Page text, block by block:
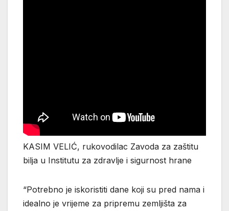
KASIM VELIĆ, rukovodilac Zavoda za zaštitu
bilja u Institutu za zdravlje i sigurnost hrane
“Potrebno je iskoristiti dane koji su pred nama i
idealno je vrijeme za pripremu zemljišta za